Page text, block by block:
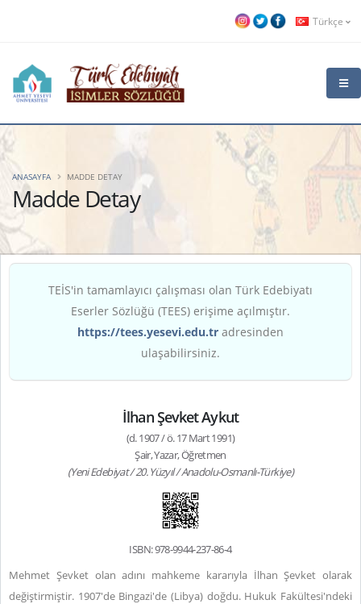
Türkçe
Madde Detay
ANASAYFA MADDE DETAY
TEİS'in tamamlayıcı çalışması olan Türk Edebiyatı
Eserler Sözlüğü (TEES) erişime açılmıştır.
https://tees.yesevi.edu.tr adresinden
ulaşabilirsiniz.
İlhan Şevket Aykut
(d. 1907 / ö. 17 Mart 1991)
Şair, Yazar, Öğretmen
(Yeni Edebiyat / 20. Yüzyıl / Anadolu-Osmanlı-Türkiye)
ISBN: 978-9944-237-86-4
Mehmet Şevket olan adını mahkeme kararıyla İlhan Şevket olarak
değiştirmiştir. 1907'de Bingazi'de (Libya) doğdu. Hukuk Fakültesi'ndeki